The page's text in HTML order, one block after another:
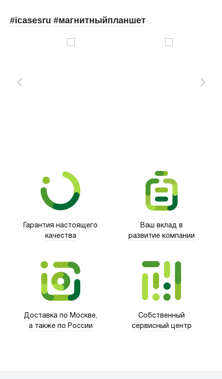
#icasesru #магнитныйпланшет
Гарантия настоящего
качества
Ваш вклад в
развитие компании
Доставка по Москве,
а также по России
Собственный
сервисный центр